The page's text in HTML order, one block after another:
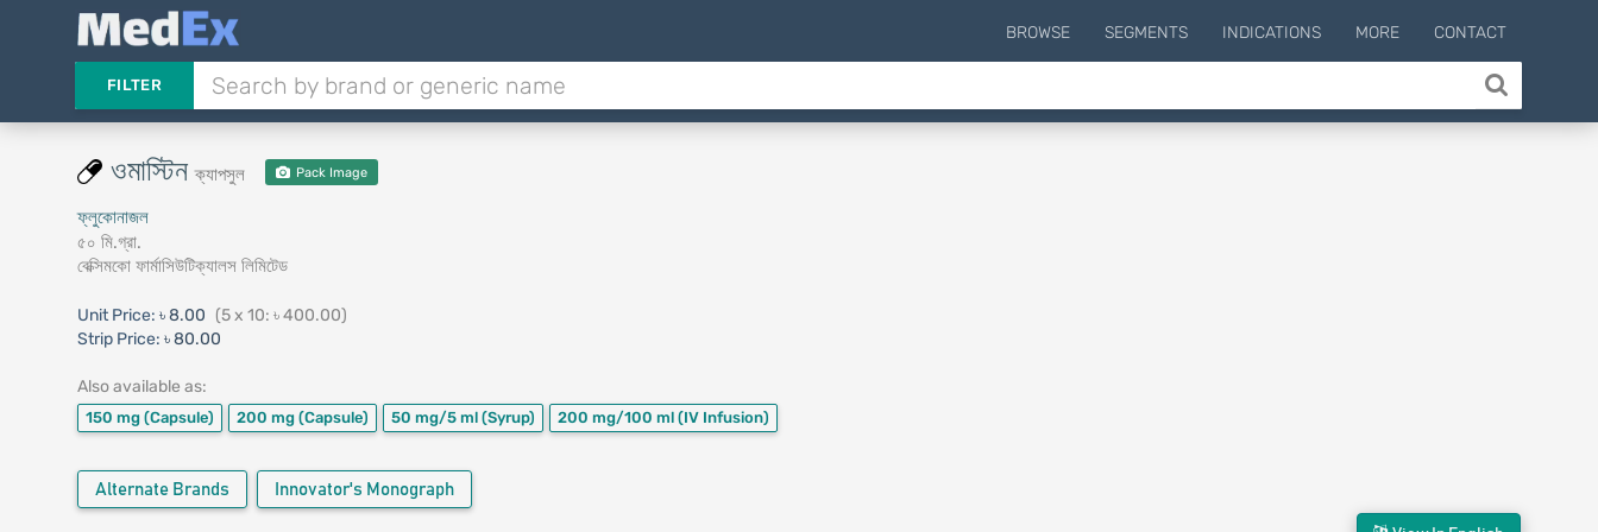
BROWSE SEGMENTS INDICATIONS MORE CONTACT
FILTER
ওমাস্টিনক্যাপসুল Pack Image
ফ্লুকোনাজল
৫০ মি.গ্রা.
বেক্সিমকো ফার্মাসিউটিক্যালস লিমিটেড
Unit Price: ৳ 8.00 (5 x 10: ৳ 400.00)
Strip Price: ৳ 80.00
Also available as:
150 mg (Capsule) 200 mg (Capsule) 50 mg/5 ml (Syrup) 200 mg/100 ml (IV Infusion)
Alternate Brands Innovator's Monograph